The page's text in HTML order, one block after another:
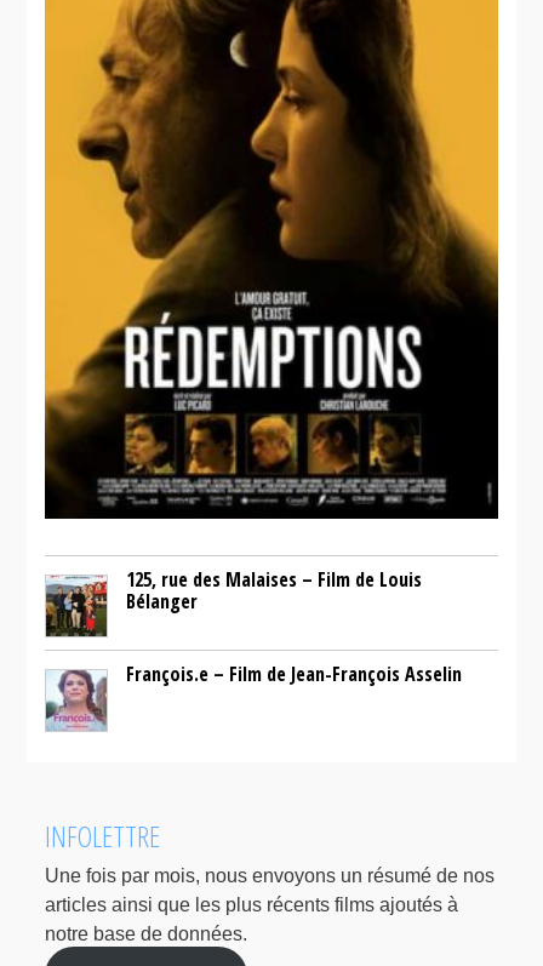
125, rue des Malaises – Film de Louis
Bélanger
François.e – Film de Jean-François Asselin
INFOLETTRE
Une fois par mois, nous envoyons un résumé de nos
articles ainsi que les plus récents films ajoutés à
notre base de données.